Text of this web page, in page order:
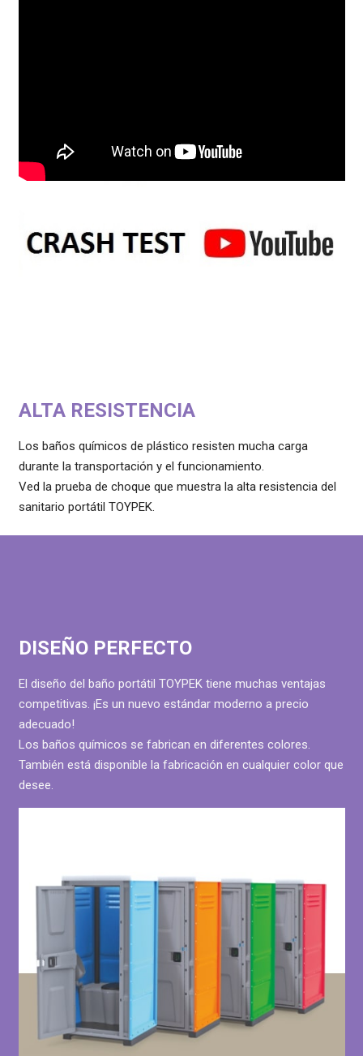
ALTA RESISTENCIA
Los baños químicos de plástico resisten mucha carga
durante la transportación y el funcionamiento.
Ved la prueba de choque que muestra la alta resistencia del
sanitario portátil TOYPEK.
DISEÑO PERFECTO
El diseño del baño portátil TOYPEK tiene muchas ventajas
competitivas. ¡Es un nuevo estándar moderno a precio
adecuado!
Los baños químicos se fabrican en diferentes colores.
También está disponible la fabricación en cualquier color que
desee.